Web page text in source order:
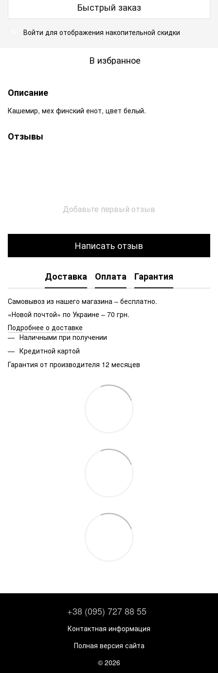
Быстрый заказ
Войти для отображения накопительной скидки
В избранное
Описание
Кашемир, мех финский енот, цвет белый.
Отзывы
Добавьте первый отзыв
Написать отзыв
Доставка Оплата Гарантия
Самовывоз из нашего магазина – бесплатно.
«Новой почтой» по Украине – 70 грн.
Подробнее о доставке
Наличными при получении
Кредитной картой
Гарантия от производителя 12 месяцев
+38 (095) 727 88 55
Контактная информация
Полная версия сайта
© 2026